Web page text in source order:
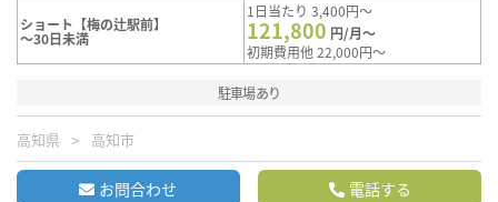
ショート【梅の辻駅前】
～30日未満
1日当たり 3,400円～
121,800 円/月～
初期費用他 22,000円～
駐車場あり
高知県 高知市
お問合わせ 電話する